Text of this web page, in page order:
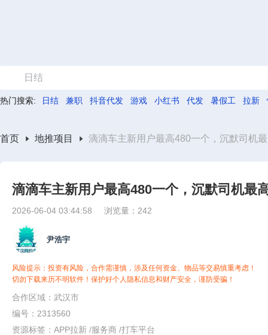
日结
热门搜索: 日结 兼职 抖音代发 游戏 小红书 代发 暑假工 拉新
首页 地推项目 滴滴车主新用户最高480一个，沉默司机
滴滴车主新用户最高480一个，沉默司机最
2026-06-04 03:44:58 浏览量：242
尹浩宇
风险提示：投资有风险，合作需谨慎，涉及任何资金、物品等交易慎重考虑！
切勿下载来历不明软件！保护好个人隐私信息和财产安全，谨防受骗！
合作区域：武汉市
编号：2313560
资源标签： APP拉新 /服务商 /打车平台